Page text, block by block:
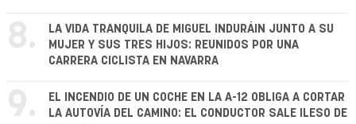
8.
LA VIDA TRANQUILA DE MIGUEL INDURÁIN JUNTO A SU
MUJER Y SUS TRES HIJOS: REUNIDOS POR UNA
CARRERA CICLISTA EN NAVARRA
9.
EL INCENDIO DE UN COCHE EN LA A-12 OBLIGA A CORTAR
LA AUTOVÍA DEL CAMINO: EL CONDUCTOR SALE ILESO DE